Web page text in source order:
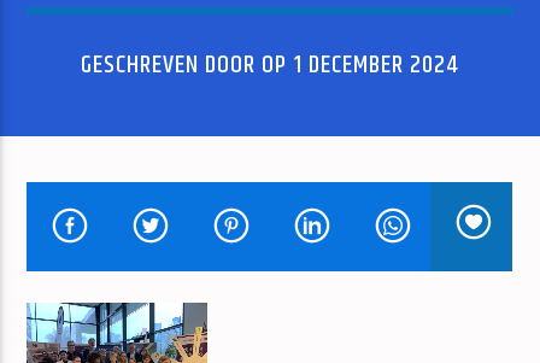
HUIDIG NUMMER
DE CONNECTIE
DE RUITER
GESCHREVEN DOOR OP 1 DECEMBER 2024